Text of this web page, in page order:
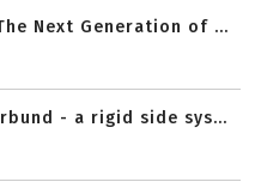
Next Generation of ...
- a rigid side sys...